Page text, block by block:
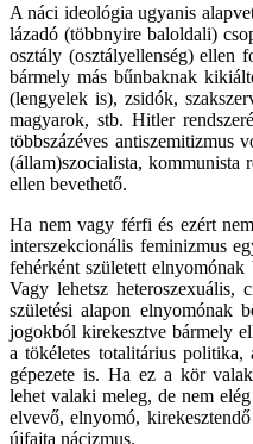
A náci ideológia ugyanis
lázadó (többnyire baloldali)
osztály (osztályellenség) ellen
bármely más bűnbaknak
(lengyelek is), zsidók,
magyarok, stb. Hitler
többszázéves antiszemitizmus
(állam)szocialista, kommunista
ellen bevethető.
Ha nem vagy férfi és ezért
interszekcionális feminizmus
fehérként született
Vagy lehetsz heteroszexuális,
születési alapon elnyomónak
jogokból kirekesztve bármely
a tökéletes totalitárius
gépezete is. Ha ez a kör
lehet valaki meleg, de nem
elvevő, elnyomó,
újfajta nácizmus.